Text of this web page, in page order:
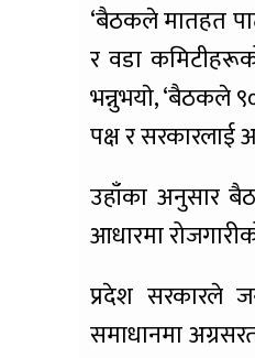
‘बैठकले मातहत
र वडा
भन्नुभयाे, ‘बैठकले
पक्ष र सरकारलाई
उहाँका अनुसार
आधारमा
प्रदेश सरकारले
समाधानमा